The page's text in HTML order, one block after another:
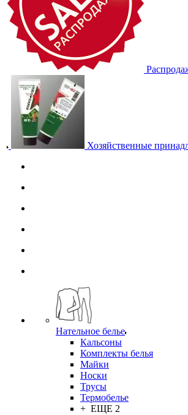
Хозяйственные
Нательное белье
Кальсоны
Комплекты белья
Майки
Носки
Трусы
Термобелье
+ ЕЩЕ 2